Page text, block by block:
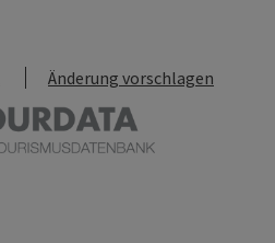
Änderung vorschlagen